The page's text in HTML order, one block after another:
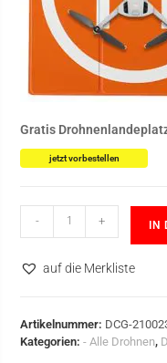
Gratis
jetzt vorbestellen
- + IN
auf die Merkliste
Artikelnummer: DCG-
Kategorien:- Alle Drohnen,